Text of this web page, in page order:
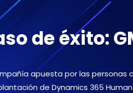
de éxito:
apuesta por las personas
de Dynamics 365